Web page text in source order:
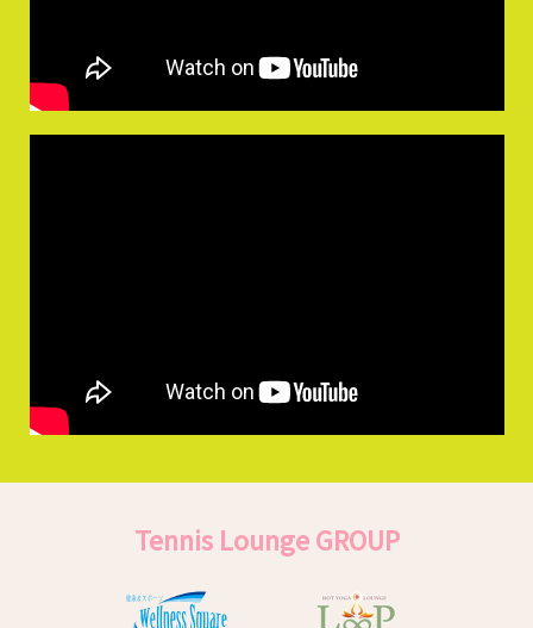
Tennis Lounge GROUP